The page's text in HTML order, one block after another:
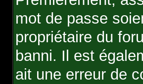
mot de passe
propriétaire du
banni. Il est
ait une erreur de